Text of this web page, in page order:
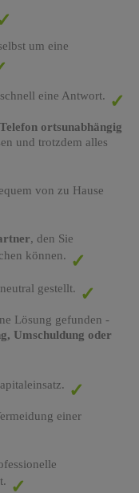
um eine
eine Antwort.
ortsunabhängig
und trotzdem alles
von zu Hause
, den Sie
können.
gestellt.
Lösung gefunden -
Umschuldung oder
einer